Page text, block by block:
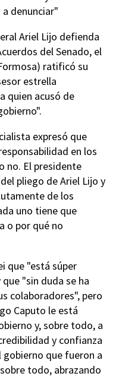
denunciar"
Ariel Lijo defienda
del Senado, el
ratificó su
estrella
quien acusó de
expresó que
en los
no. El presidente
pliego de Ariel Lijo y
de los
uno tiene que
o por qué no
que "está súper
"sin duda se ha
colaboradores", pero
Caputo le está
y, sobre todo, a
y confianza
que fueron a
todo, abrazando